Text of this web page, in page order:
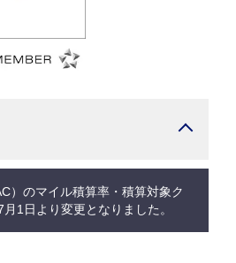
）のマイル積算率・積算対象ク
1日より変更となりました。